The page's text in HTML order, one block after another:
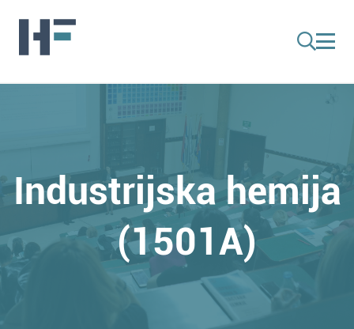
Industrijska hemija
(1501A)